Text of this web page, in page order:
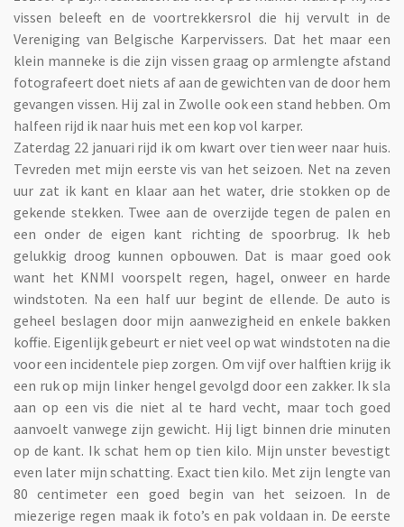
vissen beleeft en de voortrekkersrol die hij vervult in de
Vereniging van Belgische Karpervissers. Dat het maar een
klein manneke is die zijn vissen graag op armlengte afstand
fotografeert doet niets af aan de gewichten van de door hem
gevangen vissen. Hij zal in Zwolle ook een stand hebben. Om
halfeen rijd ik naar huis met een kop vol karper.
Zaterdag 22 januari rijd ik om kwart over tien weer naar huis.
Tevreden met mijn eerste vis van het seizoen. Net na zeven
uur zat ik kant en klaar aan het water, drie stokken op de
gekende stekken. Twee aan de overzijde tegen de palen en
een onder de eigen kant richting de spoorbrug. Ik heb
gelukkig droog kunnen opbouwen. Dat is maar goed ook
want het KNMI voorspelt regen, hagel, onweer en harde
windstoten. Na een half uur begint de ellende. De auto is
geheel beslagen door mijn aanwezigheid en enkele bakken
koffie. Eigenlijk gebeurt er niet veel op wat windstoten na die
voor een incidentele piep zorgen. Om vijf over halftien krijg ik
een ruk op mijn linker hengel gevolgd door een zakker. Ik sla
aan op een vis die niet al te hard vecht, maar toch goed
aanvoelt vanwege zijn gewicht. Hij ligt binnen drie minuten
op de kant. Ik schat hem op tien kilo. Mijn unster bevestigt
even later mijn schatting. Exact tien kilo. Met zijn lengte van
80 centimeter een goed begin van het seizoen. In de
miezerige regen maak ik foto’s en pak voldaan in. De eerste